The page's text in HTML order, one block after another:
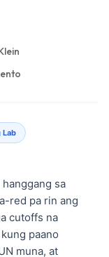
sa
red pa rin ang
cutoffs na
paano
muna, at